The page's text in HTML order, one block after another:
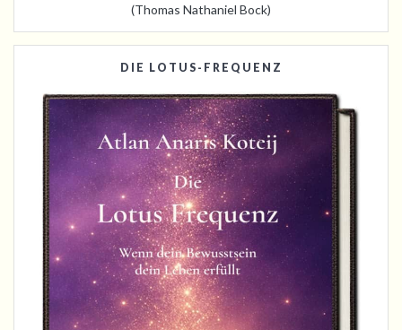
(Thomas Nathaniel Bock)
DIE LOTUS-FREQUENZ